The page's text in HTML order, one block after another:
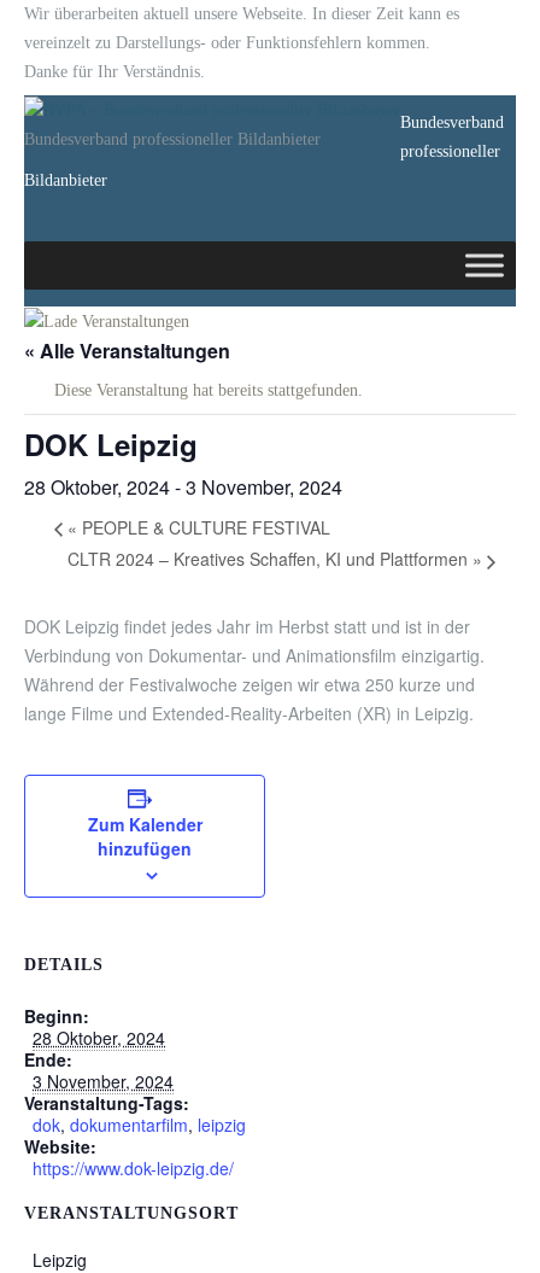
Wir überarbeiten aktuell unsere Webseite. In dieser Zeit kann es
vereinzelt zu Darstellungs- oder Funktionsfehlern kommen.
Danke für Ihr Verständnis.
Bundesverband professioneller Bildanbieter
Bundesverband
professioneller
Bildanbieter
« Alle Veranstaltungen
Diese Veranstaltung hat bereits stattgefunden.
DOK Leipzig
28 Oktober, 2024-3 November, 2024
« PEOPLE & CULTURE FESTIVAL
CLTR 2024 – Kreatives Schaffen, KI und Plattformen »
DOK Leipzig findet jedes Jahr im Herbst statt und ist in der
Verbindung von Dokumentar- und Animationsfilm einzigartig.
Während der Festivalwoche zeigen wir etwa 250 kurze und
lange Filme und Extended-Reality-Arbeiten (XR) in Leipzig.
Zum Kalender
hinzufügen
DETAILS
Beginn:
28 Oktober, 2024
Ende:
3 November, 2024
Veranstaltung-Tags:
dok, dokumentarfilm, leipzig
Website:
https://www.dok-leipzig.de/
VERANSTALTUNGSORT
Leipzig